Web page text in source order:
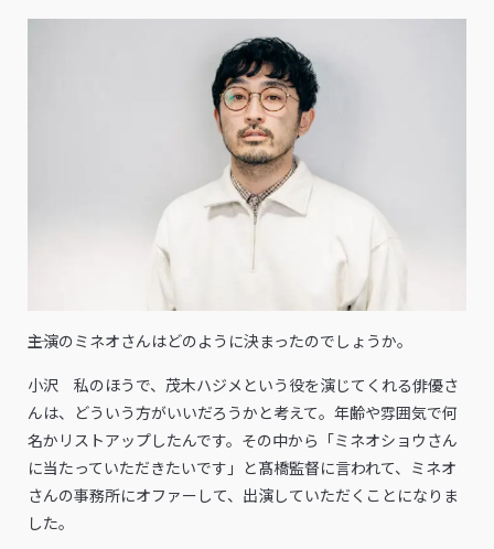
――主演のミネオさんはどのように決まったのでしょうか。
小沢 私のほうで、茂木ハジメという役を演じてくれる俳優さ
んは、どういう方がいいだろうかと考えて。年齢や雰囲気で何
名かリストアップしたんです。その中から「ミネオショウさん
に当たっていただきたいです」と髙橋監督に言われて、ミネオ
さんの事務所にオファーして、出演していただくことになりま
した。